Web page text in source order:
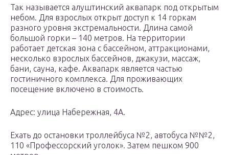
Так называется алуштинский аквапарк под открытым
небом. Для взрослых открыт доступ к 14 горкам
разного уровня экстремальности. Длина самой
большой горки – 140 метров. На территории
работает детская зона с бассейном, аттракционами,
несколько взрослых бассейнов, джакузи, массаж,
бани, сауна, кафе. Аквапарк является частью
гостиничного комплекса. Для проживающих
посещение включено в стоимость.
Адрес: улица Набережная, 4А.
Ехать до остановки троллейбуса №2, автобуса №№2,
110 «Профессорский уголок». Затем пешком 900